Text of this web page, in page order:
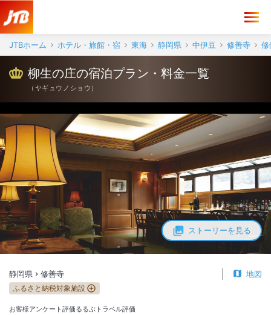
JTBホーム ホテル・旅館・宿 東海 静岡県 中伊豆 修善寺 修
ストーリーを見る
柳生の庄の宿泊プラン・料金一覧
（ ヤギュウノショウ ）
静岡県 修善寺 地図
ふるさと納税対象施設
お客様アンケート評価るるぶトラベル評価